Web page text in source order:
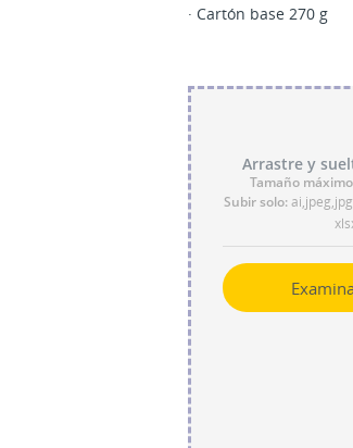
· Cartón base 270 g
Arrastre y
Tamaño
Subir solo: